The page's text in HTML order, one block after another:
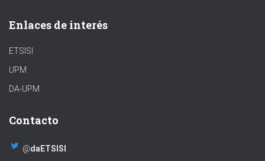
Enlaces de interés
ETSISI
UPM
DA-UPM
Contacto
@daETSISI